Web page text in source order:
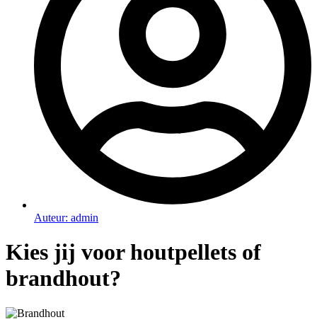
Auteur: admin
Kies jij voor houtpellets of
brandhout?